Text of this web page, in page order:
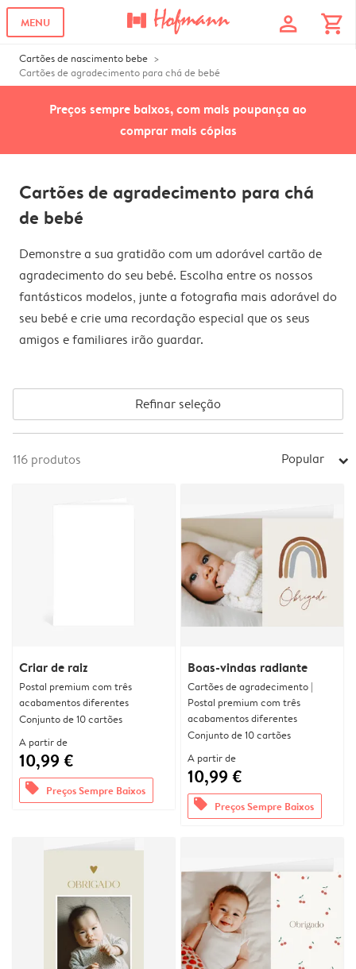
MENU profile shopping_cart
Cartões de nascimento bebe
Cartões de agradecimento para chá de bebé
Preços sempre baixos, com mais poupança ao
comprar mais cópias
Cartões de agradecimento para chá
de bebé
Demonstre a sua gratidão com um adorável cartão de
agradecimento do seu bebé. Escolha entre os nossos
fantásticos modelos, junte a fotografia mais adorável do
seu bebé e crie uma recordação especial que os seus
amigos e familiares irão guardar.
Refinar seleção
116 produtos Popular arrow_right
Criar de raiz
Postal premium com três
acabamentos diferentes
Conjunto de 10 cartões
A partir de
10,99 €
offers Preços Sempre Baixos
Boas-vindas radiante
Cartões de agradecimento |
Postal premium com três
acabamentos diferentes
Conjunto de 10 cartões
A partir de
10,99 €
offers Preços Sempre Baixos